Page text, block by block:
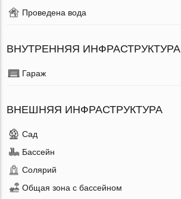
Проведена вода
ВНУТРЕННЯЯ ИНФРАСТРУКТУРА
Гараж
ВНЕШНЯЯ ИНФРАСТРУКТУРА
Сад
Бассейн
Солярий
Общая зона с бассейном